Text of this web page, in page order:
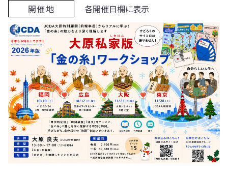
開催地
各開催日欄に表示